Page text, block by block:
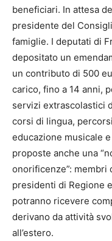
beneficiari. In attesa
presidente del
famiglie. I deputati di
depositato un
un contributo di 500
carico, fino a 14 anni,
servizi extrascolastici
corsi di lingua,
educazione musicale
proposte anche una
onorificenze”: membri
presidenti di Regione
potranno ricevere
derivano da attività
all’estero.